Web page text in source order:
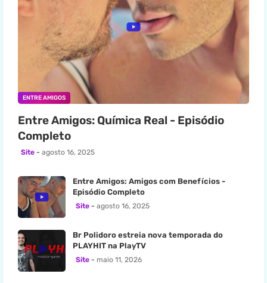
ENTRE AMIGOS
Entre Amigos: Química Real - Episódio
Completo
Site agosto 16, 2025
Entre Amigos: Amigos com Benefícios -
Episódio Completo
Site agosto 16, 2025
Br Polidoro estreia nova temporada do
PLAYHIT na PlayTV
Site maio 11, 2026